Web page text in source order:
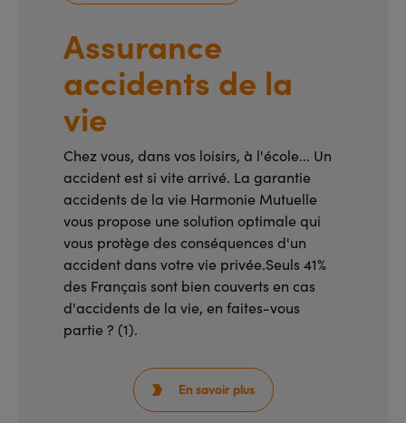
Assurance
accidents de la
vie
Chez vous, dans vos loisirs, à l'école... Un
accident est si vite arrivé. La garantie
accidents de la vie Harmonie Mutuelle
vous propose une solution optimale qui
vous protège des conséquences d'un
accident dans votre vie privée.Seuls 41%
des Français sont bien couverts en cas
d'accidents de la vie, en faites-vous
partie ? (1).
 En savoir plus